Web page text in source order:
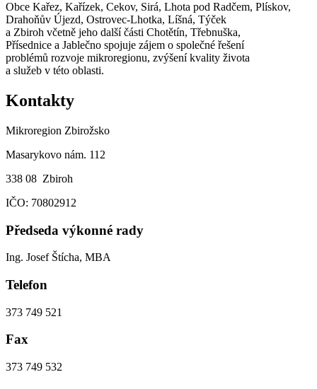
Obce Kařez, Kařízek, Cekov, Sirá, Lhota pod Radčem, Plískov,
Drahoňův Újezd, Ostrovec-Lhotka, Líšná, Týček
a Zbiroh včetně jeho další části Chotětín, Třebnuška,
Přísednice a Jablečno spojuje zájem o společné řešení
problémů rozvoje mikroregionu, zvýšení kvality života
a služeb v této oblasti.
Kontakty
Mikroregion Zbirožsko
Masarykovo nám. 112
338 08 Zbiroh
IČO: 70802912
Předseda výkonné rady
Ing. Josef Štícha, MBA
Telefon
373 749 521
Fax
373 749 532